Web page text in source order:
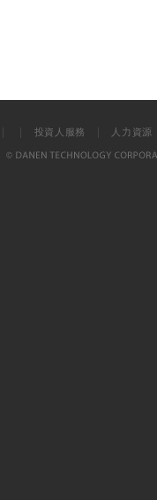
投資人服務 人力資源